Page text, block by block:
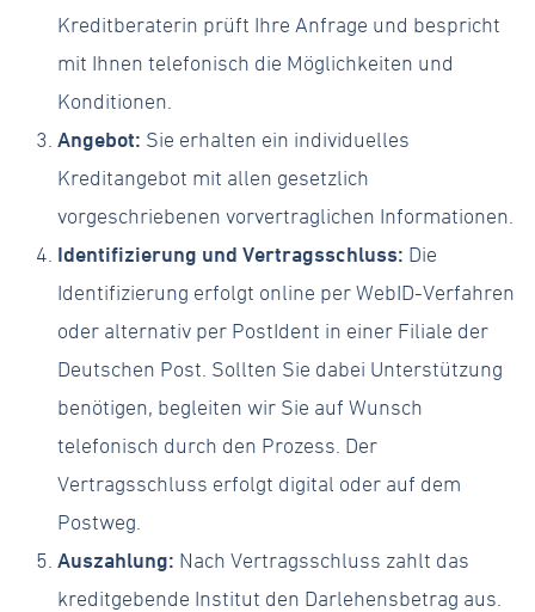
Kreditberaterin prüft Ihre Anfrage und bespricht
mit Ihnen telefonisch die Möglichkeiten und
Konditionen.
Angebot: Sie erhalten ein individuelles
Kreditangebot mit allen gesetzlich
vorgeschriebenen vorvertraglichen Informationen.
Identifizierung und Vertragsschluss: Die
Identifizierung erfolgt online per WebID-Verfahren
oder alternativ per PostIdent in einer Filiale der
Deutschen Post. Sollten Sie dabei Unterstützung
benötigen, begleiten wir Sie auf Wunsch
telefonisch durch den Prozess. Der
Vertragsschluss erfolgt digital oder auf dem
Postweg.
Auszahlung: Nach Vertragsschluss zahlt das
kreditgebende Institut den Darlehensbetrag aus.